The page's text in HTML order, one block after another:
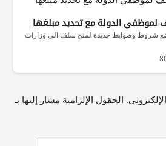
الدولة مع تحديد مبلغها
شروط وضوابط جديدة لمنح سلف الى وزارات
الحقول الإلزامية مشار إليها بـ